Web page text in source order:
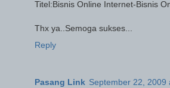
Titel:Bisnis Online Internet-Bisnis
Thx ya..Semoga sukses...
Reply
Pasang Link September 22, 2009